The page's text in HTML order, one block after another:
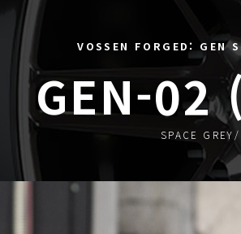
VOSSEN FORGED: GEN
GEN-02
SPACE